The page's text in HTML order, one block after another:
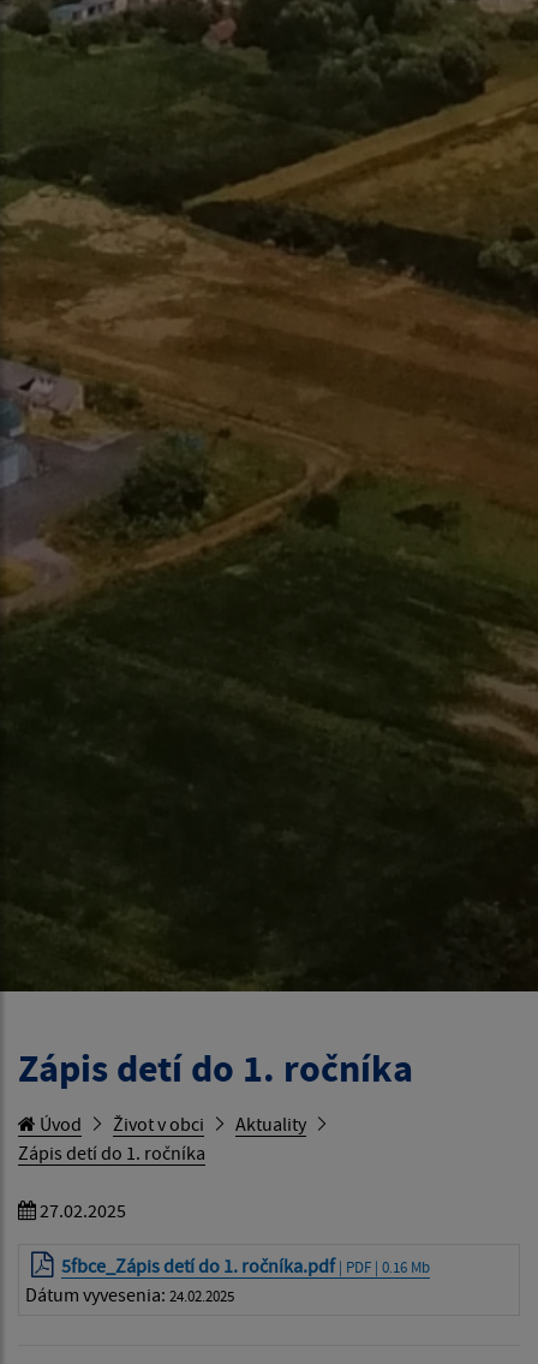
Zápis detí do 1. ročníka
Úvod Život v obci
Aktuality
Zápis detí do 1. ročníka
27.02.2025
5fbce_Zápis detí do 1. ročníka.pdf | PDF | 0.16 Mb
Dátum vyvesenia: 24.02.2025